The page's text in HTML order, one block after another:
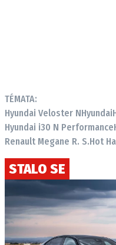
TÉMATA:
Hyundai Veloster NHyundai
Hyundai i30 N Performance
Renault Megane R. S.Hot
STALO SE